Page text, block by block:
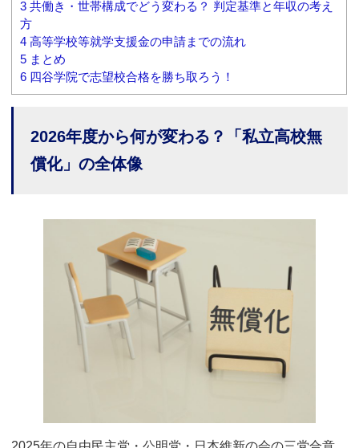
3 共働き・世帯構成でどう変わる？ 判定基準と年収の考え
方
4 高等学校等就学支援金の申請までの流れ
5 まとめ
6 四谷学院で志望校合格を勝ち取ろう！
2026年度から何が変わる？「私立高校無
償化」の全体像